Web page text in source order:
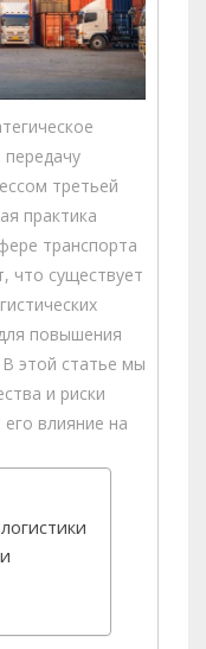
третьей
практика
транспорта
что существует
повышения
этой статье мы
и риски
влияние на